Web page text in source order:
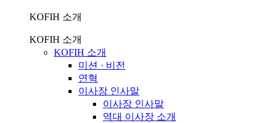
KOFIH 소개
KOFIH 소개
KOFIH 소개
미션 · 비전
연혁
이사장 인사말
이사장 인사말
역대 이사장 소개